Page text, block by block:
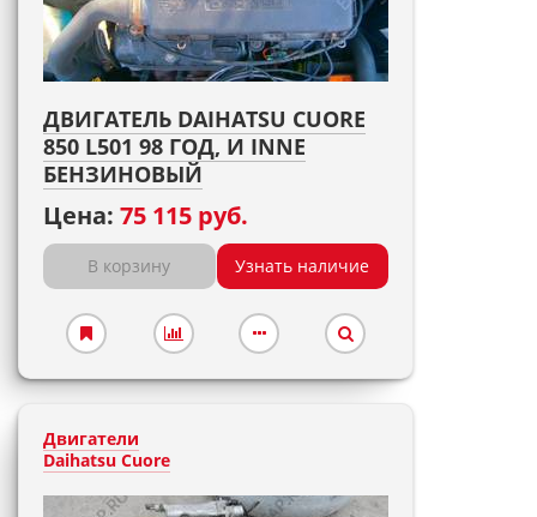
ДВИГАТЕЛЬ DAIHATSU CUORE
850 L501 98 ГОД, И INNE
БЕНЗИНОВЫЙ
Цена: 75 115 руб.
В корзину Узнать наличие
Двигатели
Daihatsu Cuore